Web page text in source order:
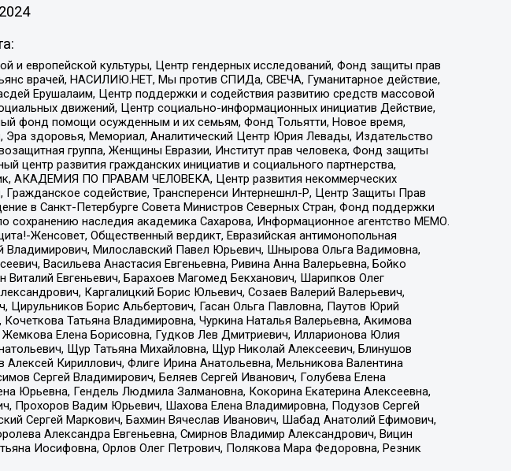
и европейской культуры, Центр гендерных исследований, Фонд защиты прав
врачей, НАСИЛИЮ.НЕТ, Мы против СПИДа, СВЕЧА, Гуманитарное действие,
Ерушалаим, Центр поддержки и содействия развитию средств массовой
движений, Центр социально-информационных инициатив Действие,
фонд помощи осужденным и их семьям, Фонд Тольятти, Новое время,
Эра здоровья, Мемориал, Аналитический Центр Юрия Левады, Издательство
группа, Женщины Евразии, Институт прав человека, Фонд защиты
центр развития гражданских инициатив и социального партнерства,
АКАДЕМИЯ ПО ПРАВАМ ЧЕЛОВЕКА, Центр развития некоммерческих
содействие, Трансперенси Интернешнл-Р, Центр Защиты Прав
в Санкт-Петербурге Совета Министров Северных Стран, Фонд поддержки
сохранению наследия академика Сахарова, Информационное агентство МЕМО.
Женсовет, Общественный вердикт, Евразийская антимонопольная
Владимирович, Милославский Павел Юрьевич, Шнырова Ольга Вадимовна,
Васильева Анастасия Евгеньевна, Ривина Анна Валерьевна, Бойко
Евгеньевич, Барахоев Магомед Бекханович, Шарипков Олег
Каргалицкий Борис Юльевич, Созаев Валерий Валерьевич,
Борис Альбертович, Гасан Ольга Павловна, Паутов Юрий
Татьяна Владимировна, Чуркина Наталья Валерьевна, Акимова
Жемкова Елена Борисовна, Гудков Лев Дмитриевич, Илларионова Юлия
Щур Татьяна Михайловна, Щур Николай Алексеевич, Блинушов
Кириллович, Флиге Ирина Анатольевна, Мельникова Валентина
Сергей Владимирович, Беляев Сергей Иванович, Голубева Елена
Юрьевна, Гендель Людмила Залмановна, Кокорина Екатерина Алексеевна,
Прохоров Вадим Юрьевич, Шахова Елена Владимировна, Подузов Сергей
Сергей Маркович, Бахмин Вячеслав Иванович, Шабад Анатолий Ефимович,
Александра Евгеньевна, Смирнов Владимир Александрович, Вицин
Иосифовна, Орлов Олег Петрович, Полякова Мара Федоровна, Резник